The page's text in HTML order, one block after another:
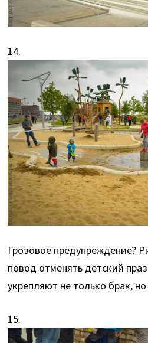
14.
Грозовое предупреждение?
повод отменять детский
укрепляют не только брак,
15.